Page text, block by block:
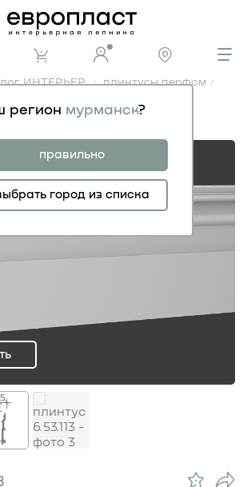
регион мурманск?
правильно
город из списка
ИНТЕРЬЕР
плинтусы перфом
плинтус 6.53.113